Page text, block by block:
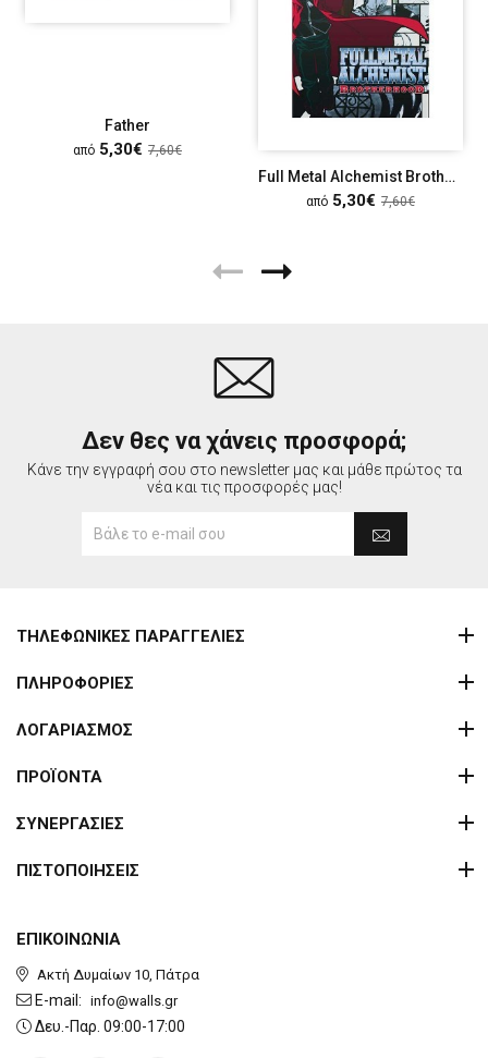
Father
από 5,30€ 7,60€
Full Metal Alchemist Brotherhood
από 5,30€ 7,60€
Δεν θες να χάνεις προσφορά;
Κάνε την εγγραφή σου στο newsletter μας και μάθε πρώτος τα
νέα και τις προσφορές μας!
ΕΠΙΚΟΙΝΩΝΙΑ
Ακτή Δυμαίων 10, Πάτρα
E-mail: info@walls.gr
Δευ.-Παρ. 09:00-17:00
ΤΗΛΕΦΩΝΙΚΕΣ ΠΑΡΑΓΓΕΛΙΕΣ
ΠΛΗΡΟΦΟΡΙΕΣ
ΛΟΓΑΡΙΑΣΜΟΣ
ΠΡΟΪΟΝΤΑ
ΣΥΝΕΡΓΑΣΙΕΣ
ΠΙΣΤΟΠΟΙΗΣΕΙΣ